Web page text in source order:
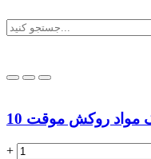
مواد روکش موقت
+